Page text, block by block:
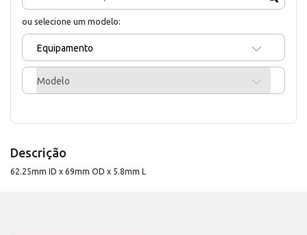
ou selecione um modelo:
Equipamento
Modelo
Descrição
62.25mm ID x 69mm OD x 5.8mm L